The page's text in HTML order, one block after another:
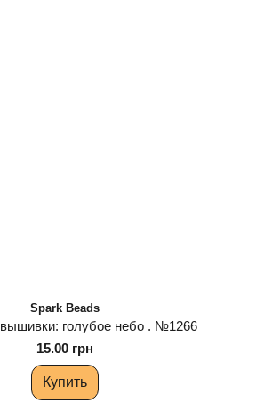
Spark Beads
голубое небо . №1266
15.00 грн
Купить